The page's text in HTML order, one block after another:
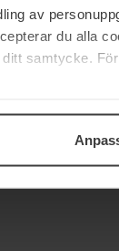
av
du alla
samtycke.